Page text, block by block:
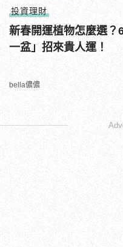
投資理財
新春開運植物怎麼選？
一盆」招來貴人運！
bella儂儂